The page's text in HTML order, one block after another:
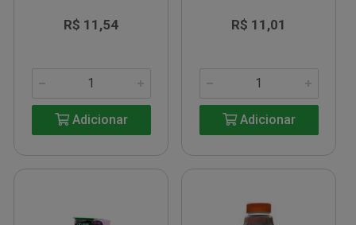
R$ 11,54
Adicionar
R$ 11,01
Adicionar